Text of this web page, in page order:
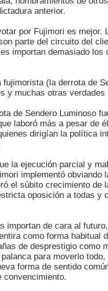
anterior.
por Fujimori es mejor.
parte del circuito del
importan demasiado
(la derrota de
y muchas otras
de Sendero Luminoso
laboró más a pesar de
dirigían la política
la ejecución parcial y
implementó obviando
el súbito crecimiento de
oposición a todas y
importan de cara al
como forma habitual
de desprestigio como
para moverlo
forma de sentido
convencimiento.